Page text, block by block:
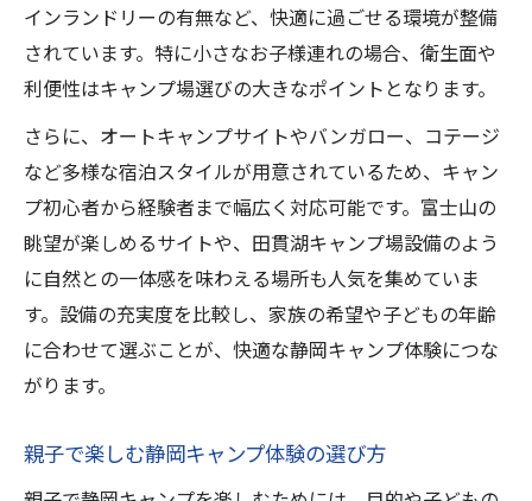
インランドリーの有無など、快適に過ごせる環境が整備
されています。特に小さなお子様連れの場合、衛生面や
利便性はキャンプ場選びの大きなポイントとなります。
さらに、オートキャンプサイトやバンガロー、コテージ
など多様な宿泊スタイルが用意されているため、キャン
プ初心者から経験者まで幅広く対応可能です。富士山の
眺望が楽しめるサイトや、田貫湖キャンプ場設備のよう
に自然との一体感を味わえる場所も人気を集めていま
す。設備の充実度を比較し、家族の希望や子どもの年齢
に合わせて選ぶことが、快適な静岡キャンプ体験につな
がります。
親子で楽しむ静岡キャンプ体験の選び方